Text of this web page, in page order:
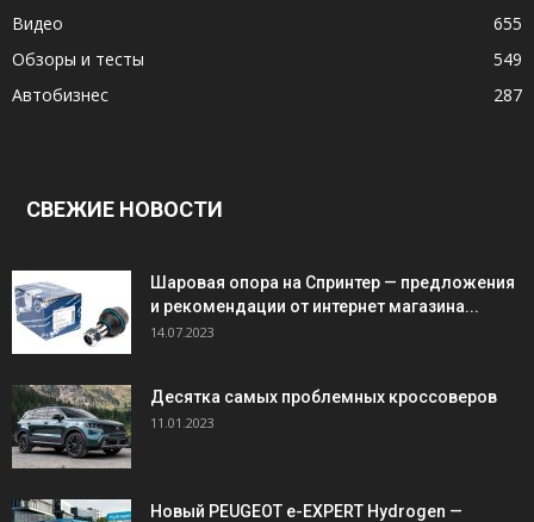
Видео
655
Обзоры и тесты
549
Автобизнес
287
СВЕЖИЕ НОВОСТИ
Шаровая опора на Спринтер — предложения
и рекомендации от интернет магазина...
14.07.2023
Десятка самых проблемных кроссоверов
11.01.2023
Новый PEUGEOT e-EXPERT Hydrogen —